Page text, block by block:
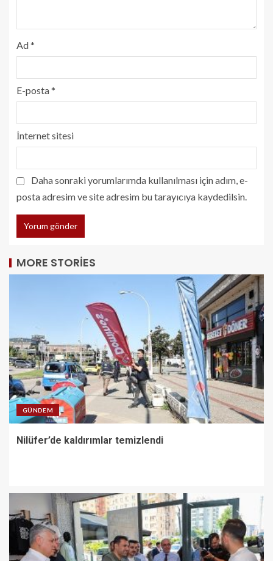
Ad*
E-posta*
İnternet sitesi
Daha sonraki yorumlarımda kullanılması için adım, e-
posta adresim ve site adresim bu tarayıcıya kaydedilsin.
MORE STORIES
GÜNDEM
Nilüfer’de kaldırımlar temizlendi